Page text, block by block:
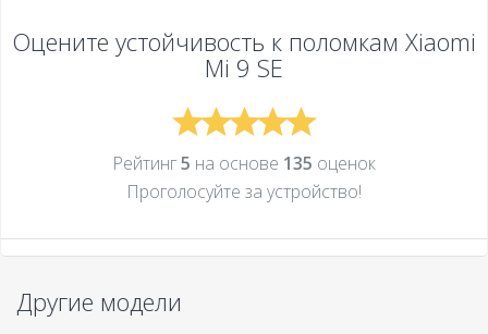
Оцените устойчивость к поломкам Xiaomi
Mi 9 SE
Рейтинг5 на основе 135 оценок
Проголосуйте за устройcтво!
Другие модели